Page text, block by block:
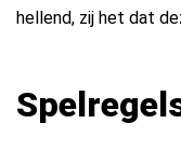
hellend, zij het dat